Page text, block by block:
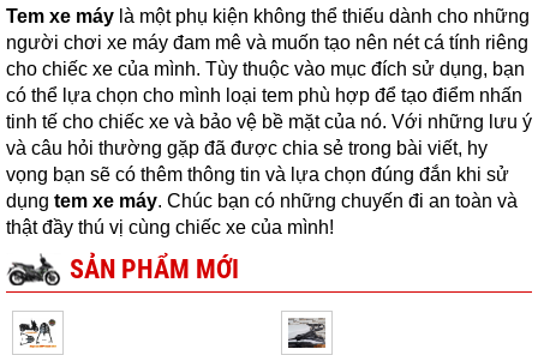
Tem xe máy là một phụ kiện không thể thiếu dành cho những
người chơi xe máy đam mê và muốn tạo nên nét cá tính riêng
cho chiếc xe của mình. Tùy thuộc vào mục đích sử dụng, bạn
có thể lựa chọn cho mình loại tem phù hợp để tạo điểm nhấn
tinh tế cho chiếc xe và bảo vệ bề mặt của nó. Với những lưu ý
và câu hỏi thường gặp đã được chia sẻ trong bài viết, hy
vọng bạn sẽ có thêm thông tin và lựa chọn đúng đắn khi sử
dụng tem xe máy. Chúc bạn có những chuyến đi an toàn và
thật đầy thú vị cùng chiếc xe của mình!
SẢN PHẨM MỚI